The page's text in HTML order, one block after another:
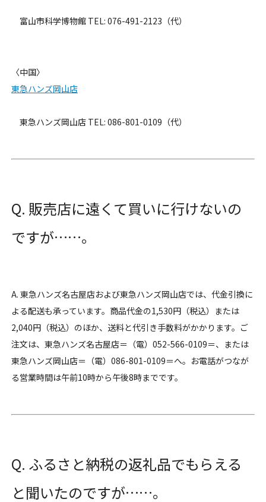
富山市科学博物館 TEL: 076-491-2123（代）
〈中国〉
東急ハンズ岡山店
東急ハンズ岡山店 TEL: 086-801-0109（代）
Q. 販売店に遠くて買いに行けないの
ですが……。
A. 東急ハンズ名古屋店および東急ハンズ岡山店では、代金引換に
よる配送も承っています。商品代金の1,530円（税込）または
2,040円（税込）のほか、送料と代引き手数料がかかります。ご
注文は、東急ハンズ名古屋店＝（電）052-566-0109＝、または
東急ハンズ岡山店＝（電）086-801-0109＝へ。お電話がつなが
る営業時間は午前10時から午後8時までです。
Q. ふるさと納税の返礼品でもらえる
と聞いたのですが……。